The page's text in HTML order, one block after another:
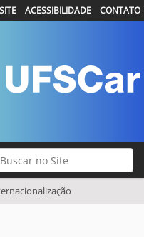
Avançada…
ACESSIBILIDADE CONTATO